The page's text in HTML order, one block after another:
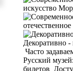
искусство
Декоративно -
Часто
Русский
билетов